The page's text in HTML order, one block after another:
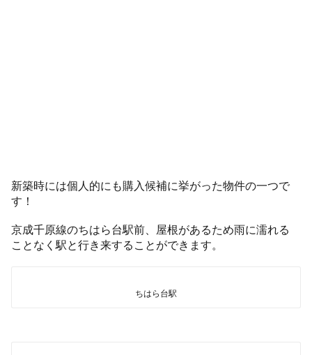
新築時には個人的にも購入候補に挙がった物件の一つで
す！
京成千原線のちはら台駅前、屋根があるため雨に濡れる
ことなく駅と行き来することができます。
ちはら台駅